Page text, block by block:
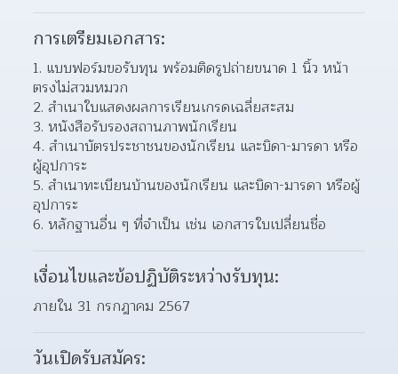
การเตรียมเอกสาร:
1. แบบฟอร์มขอรับทุน พร้อมติดรูปถ่ายขนาด 1 นิ้ว หน้า
ตรงไม่สวมหมวก
2. สำเนาใบแสดงผลการเรียนเกรดเฉลี่ยสะสม
3. หนังสือรับรองสถานภาพนักเรียน
4. สำเนาบัตรประชาชนของนักเรียน และบิดา-มารดา หรือ
ผู้อุปการะ
5. สำเนาทะเบียนบ้านของนักเรียน และบิดา-มารดา หรือผู้
อุปการะ
6. หลักฐานอื่น ๆ ที่จำเป็น เช่น เอกสารใบเปลี่ยนชื่อ
เงื่อนไขและข้อปฏิบัติระหว่างรับทุน:
ภายใน 31 กรกฎาคม 2567
วันเปิดรับสมัคร: